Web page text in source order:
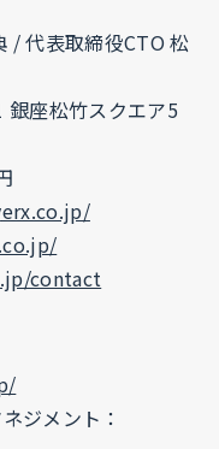
/ 代表取締役CTO 松
座松竹スクエア5
contact
ジメント：